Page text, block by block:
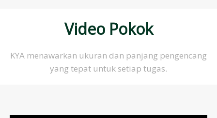
Video Pokok
KYA menawarkan ukuran dan panjang pengencang
yang tepat untuk setiap tugas.